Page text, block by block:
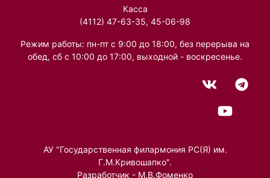
Касса
(4112) 47-63-35, 45-06-98
Режим работы: пн-пт с 9:00 до 18:00, без перерыва на
обед, сб с 10:00 до 17:00, выходной - воскресенье.
АУ "Государственная филармония РС(Я) им.
Г.М.Кривошапко".
Разработчик - М.В.Фоменко